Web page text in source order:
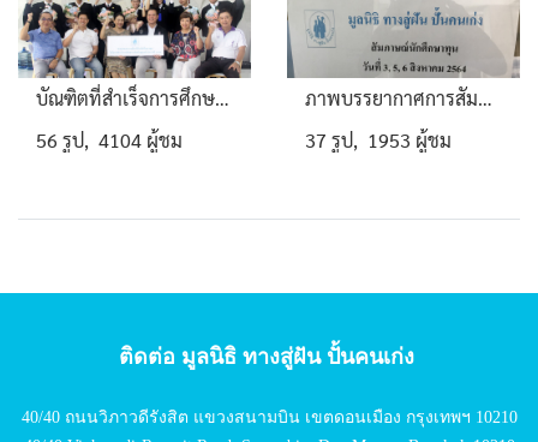
บัณฑิตที่สำเร็จการศึกษา 2559
56 รูป, 4104 ผู้ชม
ภาพบรรยากาศการสัมภาษณ์คัดเลือกนักศึกษาทุนประจำปี 2564
37 รูป, 1953 ผู้ชม
ติดต่อ มูลนิธิ ทางสู่ฝัน ปั้นคนเก่ง
40/40 ถนนวิภาวดีรังสิต แขวงสนามบิน เขตดอนเมือง กรุงเทพฯ 10210